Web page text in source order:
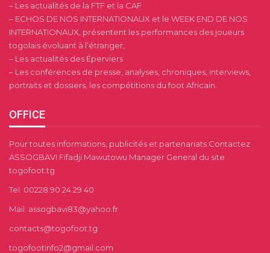
– Les actualités de la FTF et la CAF
– ECHOS DE NOS INTERNATIONAUX et le WEEK END DE NOS
INTERNATIONAUX, présentent les performances des joueurs
togolais évoluant à l’étranger,
– Les actualités des Éperviers
– Les conférences de presse, analyses, chroniques, interviews,
portraits et dossiers, les compétitions du foot Africain.
OFFICE
Pour toutes informations, publicités et partenariats Contactez
ASSOGBAVI Fifadji Mawutowu Manager General du site
togofoot.tg
Tel: 00228 90 24 29 40
Mail: assogbavi83@yahoo.fr
contacts@togofoot.tg
togofootinfo2@gmail.com